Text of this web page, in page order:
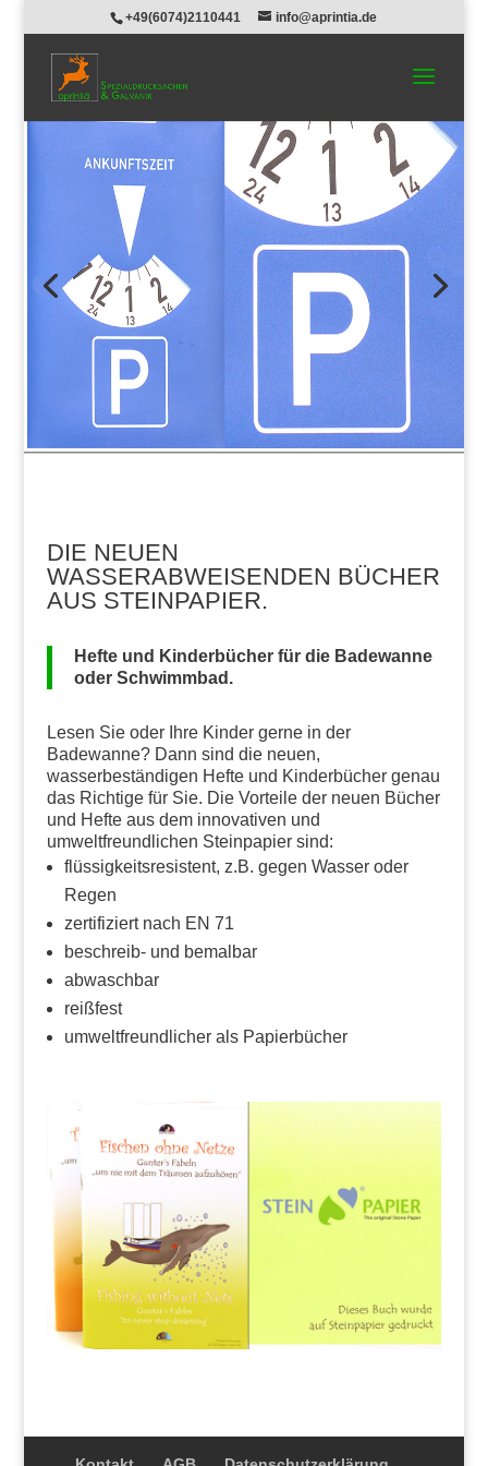
+49(6074)2110441 info@aprintia.de
DIE NEUEN
WASSERABWEISENDEN BÜCHER
AUS STEINPAPIER.
Hefte und Kinderbücher für die Badewanne
oder Schwimmbad.
Lesen Sie oder Ihre Kinder gerne in der
Badewanne? Dann sind die neuen,
wasserbeständigen Hefte und Kinderbücher genau
das Richtige für Sie. Die Vorteile der neuen Bücher
und Hefte aus dem innovativen und
umweltfreundlichen Steinpapier sind:
flüssigkeitsresistent, z.B. gegen Wasser oder
Regen
zertifiziert nach EN 71
beschreib- und bemalbar
abwaschbar
reißfest
umweltfreundlicher als Papierbücher